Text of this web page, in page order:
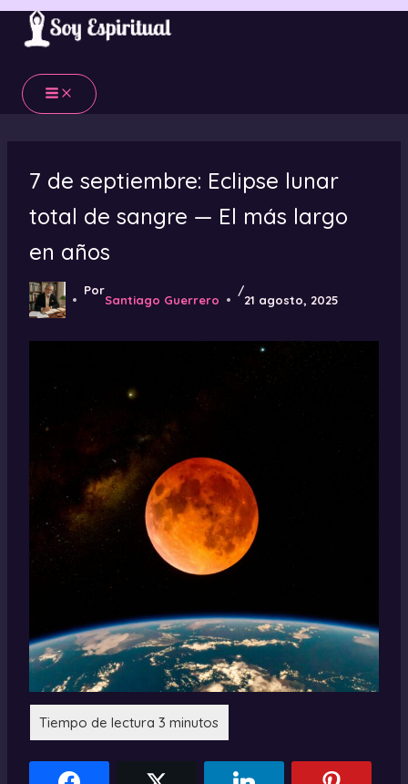
Ir
contenido
7 de septiembre: Eclipse lunar
total de sangre — El más largo
en años
Por
Santiago Guerrero
/
21 agosto, 2025